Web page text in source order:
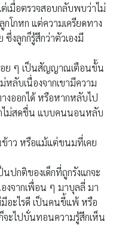
เมื่อตรวจสอบกลับพบว่าไม่
โกหก แต่ความเครียดทาง
ซึ่งลูกก็รู้สึกว่าตัวเองมี
ย ๆ เป็นสัญญาณเตือนขั้น
ลับเนื่องจากเขามีความ
งออกได้ หรือหากหลับไป
ไม่สดชื่น แบบคนนอนหลับ
ข้าว หรือแม้แต่ขนมที่เคย
ปกติของเด็กที่ถูกรังแกจะ
งจากเพื่อน ๆ มาบุลลี่ มา
มีอะไรดี เป็นคนขี้แพ้ หรือ
จะไปบั่นทอนความรู้สึกเห็น